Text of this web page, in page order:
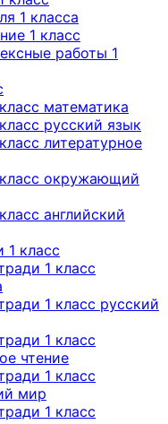
1 класса
1 класс
работы 1
математика
русский язык
литературное
окружающий
английский
1 класс
1 класс
1 класс русский
1 класс
чтение
1 класс
мир
1 класс